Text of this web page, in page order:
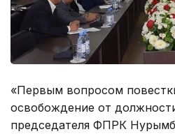
«Первым вопросом
освобождение от
председателя ФПРК